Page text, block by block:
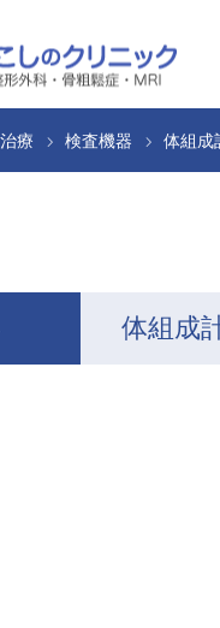
療 検査機器 体組成
体組成